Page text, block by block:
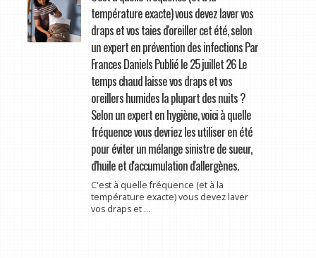
température exacte) vous devez laver vos
draps et vos taies d'oreiller cet été, selon
un expert en prévention des infections Par
Frances Daniels Publié le 25 juillet 26 Le
temps chaud laisse vos draps et vos
oreillers humides la plupart des nuits ?
Selon un expert en hygiène, voici à quelle
fréquence vous devriez les utiliser en été
pour éviter un mélange sinistre de sueur,
d'huile et d'accumulation d'allergènes.
C'est à quelle fréquence (et à la
température exacte) vous devez laver
vos draps et ...